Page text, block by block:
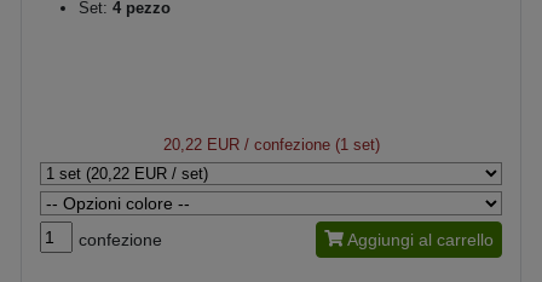
Set: 4 pezzo
20,22 EUR/ confezione (1 set)
confezione Aggiungi al carrello